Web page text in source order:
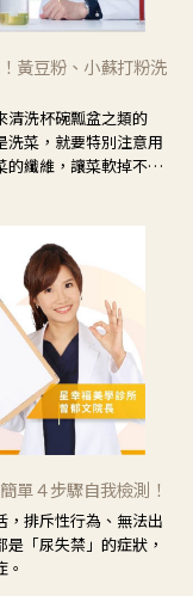
黃豆粉、小蘇打粉洗
清洗杯碗瓢盆之類的
洗菜，就要特別注意用
的纖維，讓菜軟掉不清
單４步驟自我檢測！
，排斥性行為、無法出
「尿失禁」的症狀，